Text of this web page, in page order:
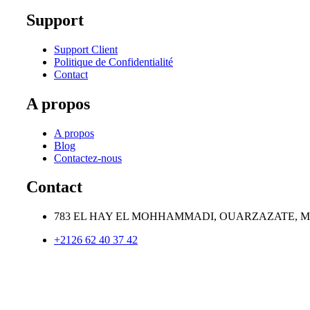
Support
Support Client
Politique de Confidentialité
Contact
A propos
A propos
Blog
Contactez-nous
Contact
783 EL HAY EL MOHHAMMADI, OUARZAZATE,
+2126 62 40 37 42